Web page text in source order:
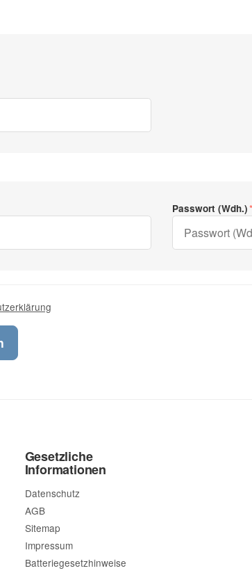
Passwort (Wdh.)
Gesetzliche
Informationen
Datenschutz
AGB
Sitemap
Impressum
Batteriegesetzhinweise